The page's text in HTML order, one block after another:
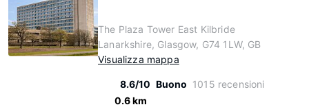
The Plaza Tower East Kilbride
Lanarkshire, Glasgow, G74 1LW, GB
Visualizza mappa
8.6/10 Buono 1015 recensioni
0.6 km